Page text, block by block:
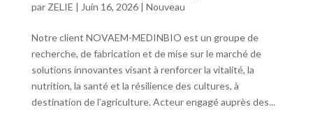
par ZELIE | Juin 16, 2026| Nouveau
Notre client NOVAEM-MEDINBIO est un groupe de
recherche, de fabrication et de mise sur le marché de
solutions innovantes visant à renforcer la vitalité, la
nutrition, la santé et la résilience des cultures, à
destination de l’agriculture. Acteur engagé auprès des...